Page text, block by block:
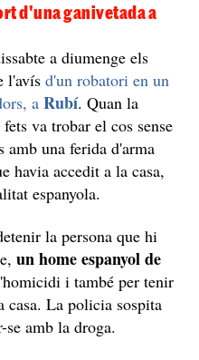
d'una ganivetada a
a diumenge els
l'avís d'un robatori en un
a Rubí. Quan la
va trobar el cos sense
amb una ferida d'arma
havia accedit a la casa,
espanyola.
la persona que hi
un home espanyol de
i també per tenir
casa. La policia sospita
amb la droga.